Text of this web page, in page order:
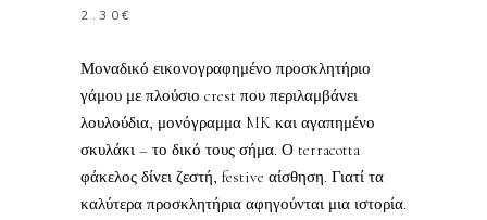
2.30€
Μοναδικό εικονογραφημένο προσκλητήριο
γάμου με πλούσιο crest που περιλαμβάνει
λουλούδια, μονόγραμμα MK και αγαπημένο
σκυλάκι – το δικό τους σήμα. Ο terracotta
φάκελος δίνει ζεστή, festive αίσθηση. Γιατί τα
καλύτερα προσκλητήρια αφηγούνται μια ιστορία.